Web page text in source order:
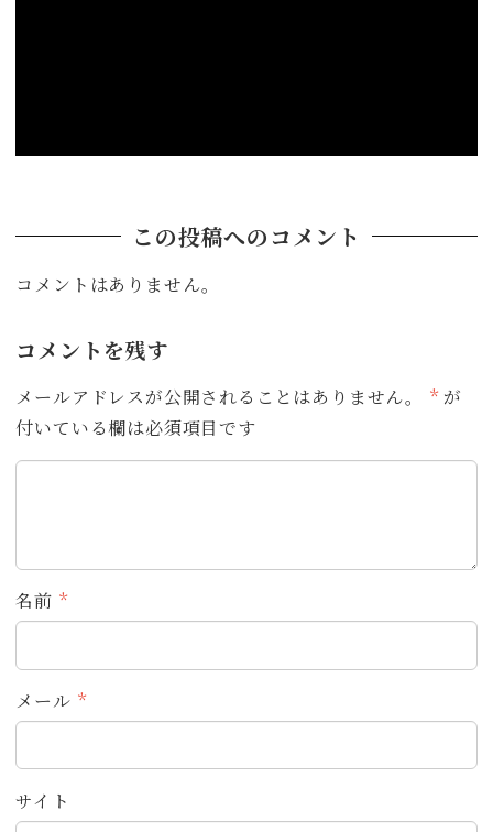
この投稿へのコメント
コメントはありません。
コメントを残す
メールアドレスが公開されることはありません。 * が
付いている欄は必須項目です
名前 *
メール *
サイト